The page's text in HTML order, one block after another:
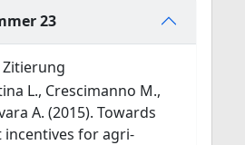
23
L., Crescimanno M.,
A. (2015). Towards
for agri‐